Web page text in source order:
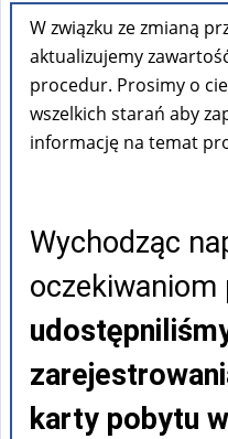
W związku ze zmianą
aktualizujemy
procedur. Prosimy o
wszelkich starań aby
informację na temat
Wychodząc
oczekiwaniom
karty pobytu